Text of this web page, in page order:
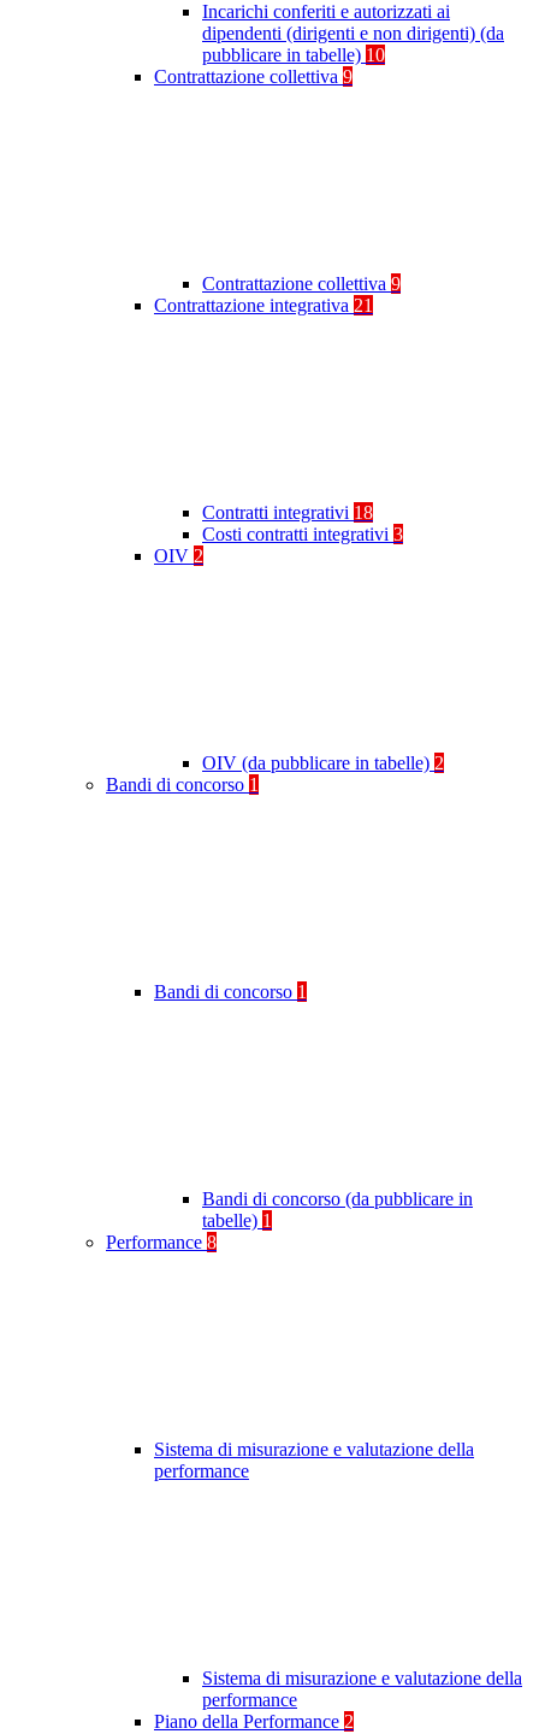
Incarichi conferiti e autorizzati ai
dipendenti (dirigenti e non dirigenti) (da
pubblicare in tabelle) 10
Contrattazione collettiva 9
Contrattazione collettiva 9
Contrattazione integrativa 21
Contratti integrativi 18
Costi contratti integrativi 3
OIV 2
OIV (da pubblicare in tabelle) 2
Bandi di concorso 1
Bandi di concorso 1
Bandi di concorso (da pubblicare in
tabelle) 1
Performance 8
Sistema di misurazione e valutazione della
performance
Sistema di misurazione e valutazione della
performance
Piano della Performance 2